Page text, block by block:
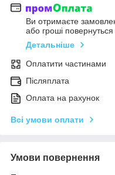
Ви отримаєте
або гроші
Детальніше
Оплатити частинами
Післяплата
Оплата на рахунок
Всі умови оплати
Умови повернення